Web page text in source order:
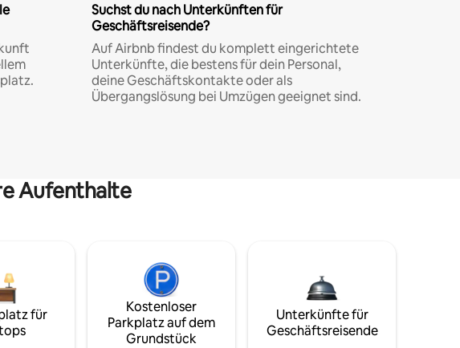
Suchst du nach Unterkünften für
Geschäftsreisende?
Auf Airbnb findest du komplett eingerichtete
Unterkünfte, die bestens für dein Personal,
deine Geschäftskontakte oder als
Übergangslösung bei Umzügen geeignet sind.
Aufenthalte
für
Kostenloser
Parkplatz auf dem
Grundstück
Unterkünfte für
Geschäftsreisende